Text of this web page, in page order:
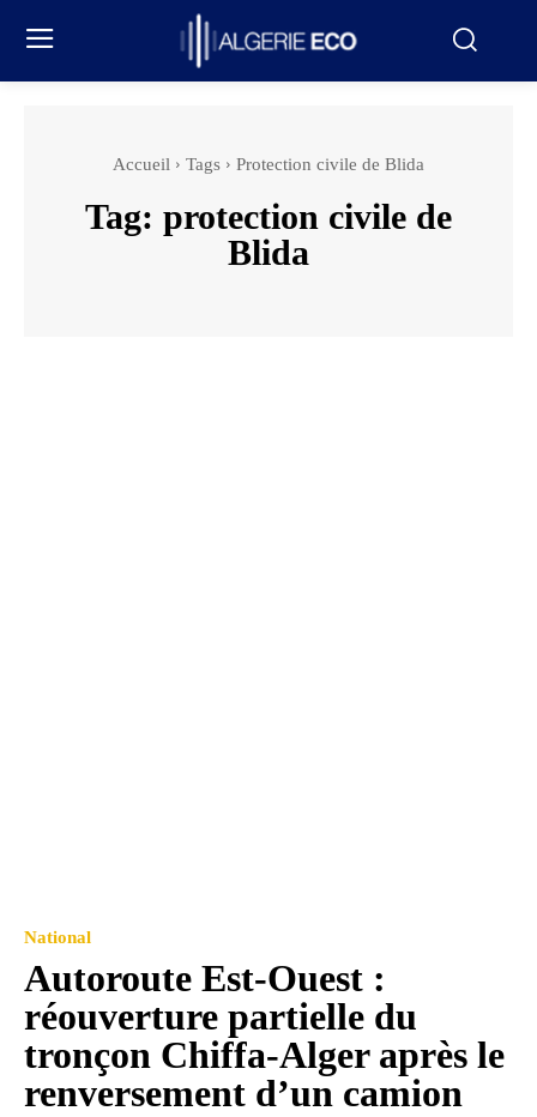
Accueil Tags Protection civile de Blida
Tag: protection civile de
Blida
National
Autoroute Est-Ouest :
réouverture partielle du
tronçon Chiffa-Alger après le
renversement d’un camion